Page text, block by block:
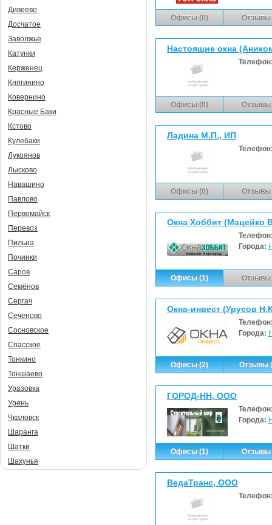
Офисы (0) Отзывы
Настоящие окна
Офисы (0) Отзывы
Ладина М.П., ИП
Офисы (0) Отзывы
Окна Хоббит (Мацейко
Города:
Офисы (1) Отзывы
Окна-инвест (Урусов
Города:
Офисы (2) Отзывы
ГОРОД-НН, ООО
Города:
Офисы (1) Отзывы
ВедаТранс, ООО
Дивеево
Досчатое
Заволжье
Катунки
Керженец
Княгинино
Ковернино
Красные Баки
Кстово
Кулебаки
Лукоянов
Лысково
Навашино
Павлово
Первомайск
Перевоз
Пильна
Починки
Саров
Семёнов
Сергач
Сеченово
Сосновское
Спасское
Тонкино
Тоншаево
Уразовка
Урень
Чкаловск
Шаранга
Шатки
Шахунья